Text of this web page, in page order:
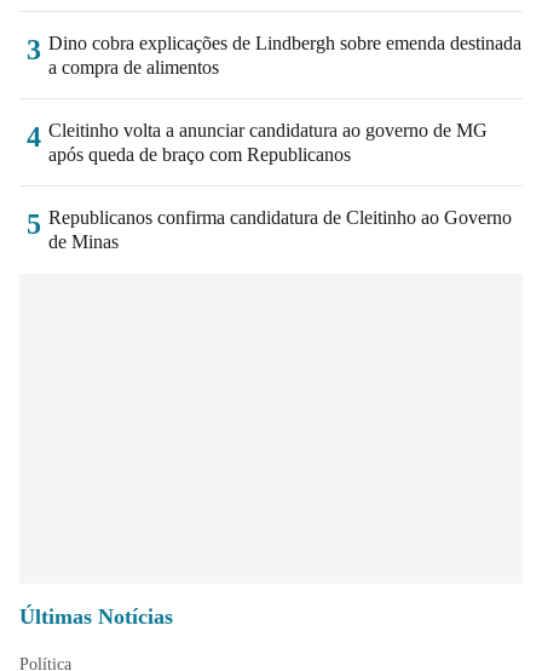
3 Dino cobra explicações de Lindbergh sobre emenda destinada
a compra de alimentos
4 Cleitinho volta a anunciar candidatura ao governo de MG
após queda de braço com Republicanos
5 Republicanos confirma candidatura de Cleitinho ao Governo
de Minas
Últimas Notícias
Política